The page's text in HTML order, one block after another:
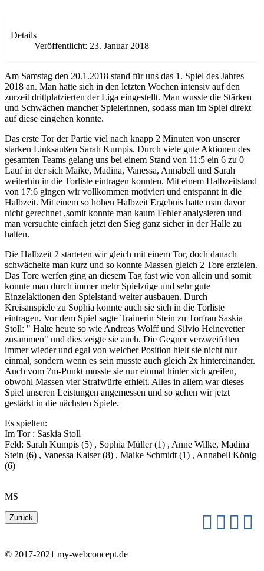
Details
Veröffentlicht: 23. Januar 2018
Am Samstag den 20.1.2018 stand für uns das 1. Spiel des Jahres
2018 an. Man hatte sich in den letzten Wochen intensiv auf den
zurzeit drittplatzierten der Liga eingestellt. Man wusste die Stärken
und Schwächen mancher Spielerinnen, sodass man im Spiel direkt
auf diese eingehen konnte.
Das erste Tor der Partie viel nach knapp 2 Minuten von unserer
starken Linksaußen Sarah Kumpis. Durch viele gute Aktionen des
gesamten Teams gelang uns bei einem Stand von 11:5 ein 6 zu 0
Lauf in der sich Maike, Madina, Vanessa, Annabell und Sarah
weiterhin in die Torliste eintragen konnten. Mit einem Halbzeitstand
von 17:6 gingen wir vollkommen motiviert und entspannt in die
Halbzeit. Mit einem so hohen Halbzeit Ergebnis hatte man davor
nicht gerechnet ,somit konnte man kaum Fehler analysieren und
man versuchte einfach jetzt den Sieg ganz sicher in der Halle zu
halten.
Die Halbzeit 2 starteten wir gleich mit einem Tor, doch danach
schwächelte man kurz und so konnte Massen gleich 2 Tore erzielen.
Das Tore werfen ging an diesem Tag fast wie von allein und somit
konnte man durch immer mehr Spielzüge und sehr gute
Einzelaktionen den Spielstand weiter ausbauen. Durch
Kreisanspiele zu Sophia konnte auch sie sich in die Torliste
eintragen. Vor dem Spiel sagte Trainerin Stein zu Torfrau Saskia
Stoll: " Halte heute so wie Andreas Wolff und Silvio Heinevetter
zusammen" und dies zeigte sie auch. Die Gegner verzweifelten
immer wieder und egal von welcher Position hielt sie nicht nur
einmal, sondern wenn es sein musste auch gleich 2x hintereinander.
Auch vom 7m-Punkt musste sie nur einmal hinter sich greifen,
obwohl Massen vier Strafwürfe erhielt. Alles in allem war dieses
Spiel unseren Leistungen angemessen und so gehen wir jetzt
gestärkt in die nächsten Spiele.
Es spielten:
Im Tor : Saskia Stoll
Feld: Sarah Kumpis (5) , Sophia Müller (1) , Anne Wilke, Madina
Stein (6) , Vanessa Kaiser (8) , Maike Schmidt (1) , Annabell König
(6)
MS
© 2017-2021 my-webconcept.de